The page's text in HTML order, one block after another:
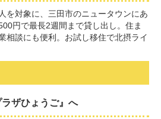
を対象に、三田市のニュータウンにあ
円で最長2週間まで貸し出し。住ま
相談にも便利。お試し移住で北摂ライ
ザひょうご』へ